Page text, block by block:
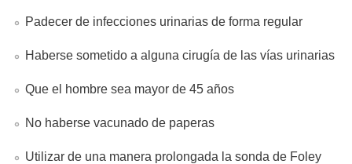
Padecer de infecciones urinarias de forma regular
Haberse sometido a alguna cirugía de las vías urinarias
Que el hombre sea mayor de 45 años
No haberse vacunado de paperas
Utilizar de una manera prolongada la sonda de Foley